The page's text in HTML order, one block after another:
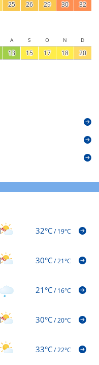
25 26 29 30 32
A S O N D
13 15 17 18 20
32°C/19°C
30°C/21°C
21°C/16°C
30°C/20°C
33°C/22°C